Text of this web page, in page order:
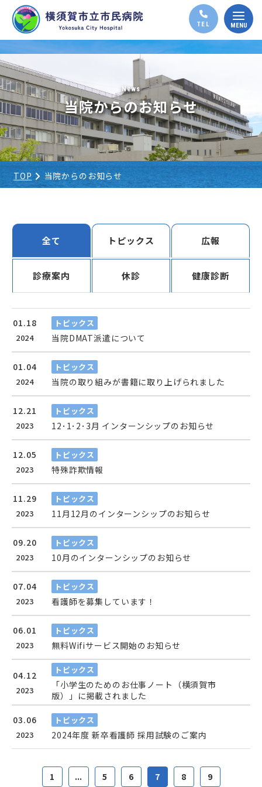
News
当院からのお知らせ
TOP 当院からのお知らせ
全て トピックス 広報
診療案内 休診 健康診断
01.18
2024
トピックス
当院DMAT派遣について
01.04
2024
トピックス
当院の取り組みが書籍に取り上げられました
12.21
2023
トピックス
12･1･2･3月 インターンシップのお知らせ
12.05
2023
トピックス
特殊詐欺情報
11.29
2023
トピックス
11月12月のインターンシップのお知らせ
09.20
2023
トピックス
10月のインターンシップのお知らせ
07.04
2023
トピックス
看護師を募集しています！
06.01
2023
トピックス
無料Wifiサービス開始のお知らせ
04.12
2023
トピックス
「小学生のためのお仕事ノート（横須賀市
版）」に掲載されました
03.06
2023
トピックス
2024年度 新卒看護師 採用試験のご案内
1 ... 5 6 7 8 9